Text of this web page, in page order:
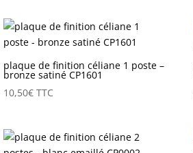
plaque de finition céliane 1 poste –
bronze satiné CP1601
10,50€ TTC